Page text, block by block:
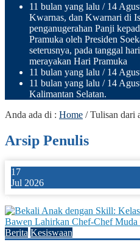
11 bulan yang lalu / 14
Kwarnas, dan Kwarnari di
penganugerahan Panji
Pramuka oleh Presiden
seterusnya, pada tanggal
merayakan Hari Pramuka
11 bulan yang lalu / 14
11 bulan yang lalu / 14
Kalimantan Selatan.
Anda ada di : Home /Tulisan dari
Arsip Penulis
17
Jul 2026
Berita Kesiswaan